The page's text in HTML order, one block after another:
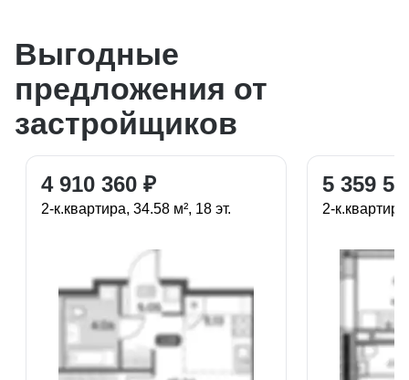
Выгодные
предложения от
застройщиков
4 910 360 ₽
2-к.квартира, 34.58 м², 18 эт.
5 359
2-